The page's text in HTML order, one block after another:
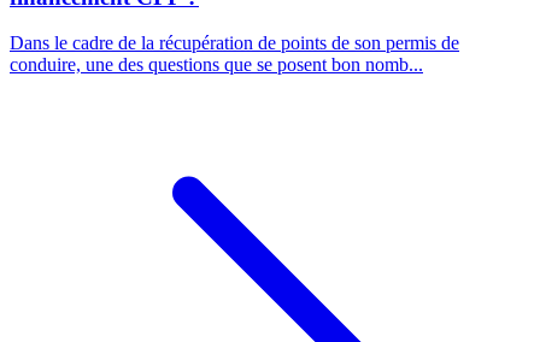
Dans le cadre de la récupération de points de son permis de
conduire, une des questions que se posent bon nomb...